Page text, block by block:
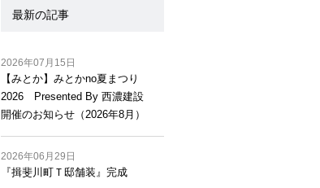
最新の記事
2026年07月15日
【みとか】みとかno夏まつり
2026 Presented By 西濃建設
開催のお知らせ（2026年8月）
2026年06月29日
『揖斐川町Ｔ邸舗装』完成